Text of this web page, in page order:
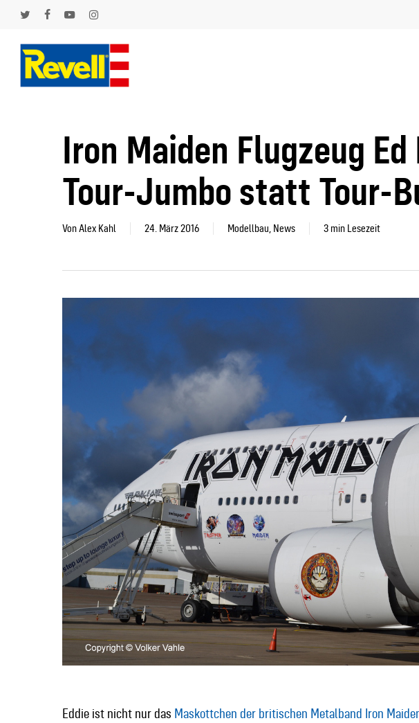
main
content
Iron Maiden Flugzeug Ed
Tour-Jumbo statt Tour-
VonAlex Kahl 24. März 2016 Modellbau, News 3 min Lesezeit
Eddie ist nicht nur das Maskottchen der britischen Metalband Iron